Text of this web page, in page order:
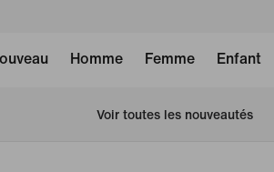
Homme Femme Enfant
Voir toutes les nouveautés